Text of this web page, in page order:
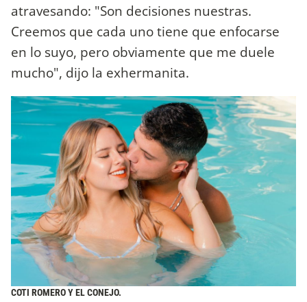
atravesando: "Son decisiones nuestras.
Creemos que cada uno tiene que enfocarse
en lo suyo, pero obviamente que me duele
mucho", dijo la exhermanita.
COTI ROMERO Y EL CONEJO.